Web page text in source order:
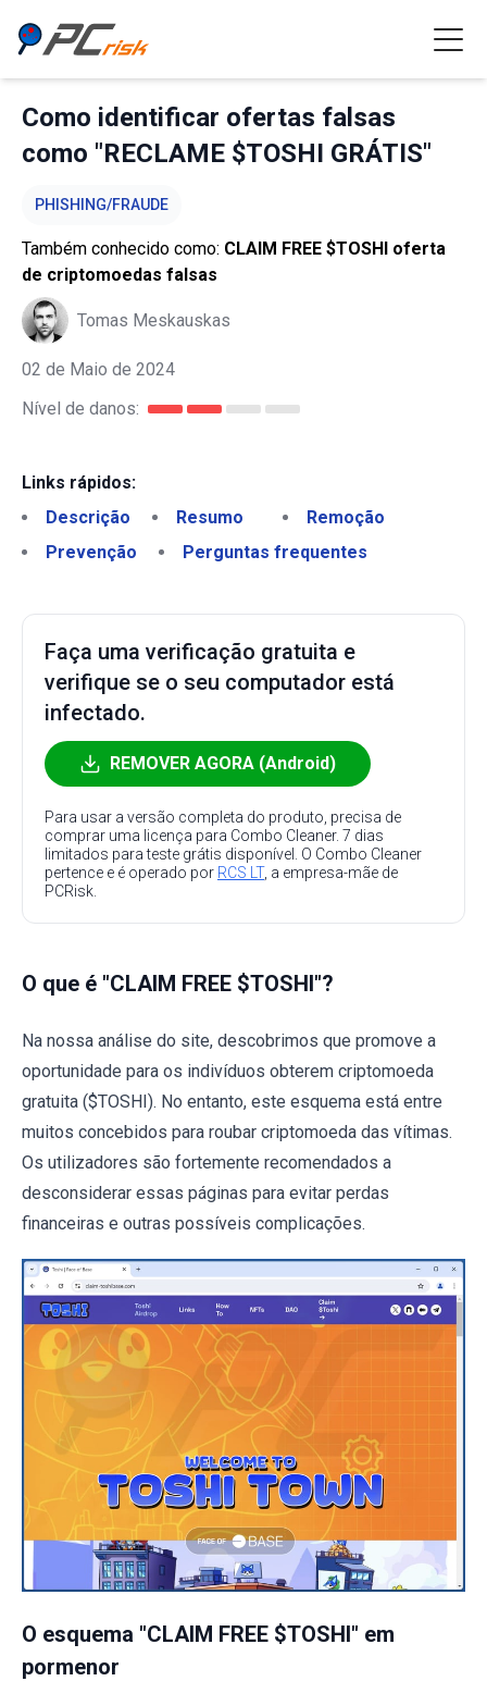
Como identificar ofertas falsas
como "RECLAME $TOSHI GRÁTIS"
PHISHING/FRAUDE
Também conhecido como: CLAIM FREE $TOSHI oferta
de criptomoedas falsas
Tomas Meskauskas
02 de Maio de 2024
Nível de danos:
Links rápidos:
Descrição
Resumo
Remoção
Prevenção
Perguntas frequentes
Faça uma verificação gratuita e
verifique se o seu computador está
infectado.
REMOVER AGORA (Android)
Para usar a versão completa do produto, precisa de
comprar uma licença para Combo Cleaner. 7 dias
limitados para teste grátis disponível. O Combo Cleaner
pertence e é operado por RCS LT, a empresa-mãe de
PCRisk.
O que é "CLAIM FREE $TOSHI"?
Na nossa análise do site, descobrimos que promove a
oportunidade para os indivíduos obterem criptomoeda
gratuita ($TOSHI). No entanto, este esquema está entre
muitos concebidos para roubar criptomoeda das vítimas.
Os utilizadores são fortemente recomendados a
desconsiderar essas páginas para evitar perdas
financeiras e outras possíveis complicações.
O esquema "CLAIM FREE $TOSHI" em
pormenor